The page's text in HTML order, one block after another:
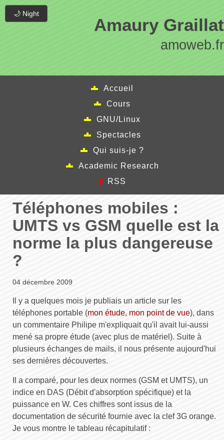
🌙 Night
Amaury Graillat
amoweb.fr
Accueil
Cours
GNU/Linux
Spectacles
Qui suis-je ?
Academic Research
RSS
Téléphones mobiles :
UMTS vs GSM quelle est la
norme la plus dangereuse
?
04 décembre 2009
Il y a quelques mois je publiais un article sur les
téléphones portable (mon étude, mon point de vue), dans
un commentaire Philipe m'expliquait qu'il avait lui-aussi
mené sa propre étude (avec plus de matériel). Suite à
plusieurs échanges de mails, il nous présente aujourd'hui
ses dernières découvertes.
Il a comparé, pour les deux normes (GSM et UMTS), un
indice en DAS (Débit d'absorption spécifique) et la
puissance en W. Ces chiffres sont issus de la
documentation de sécurité fournie avec la clef 3G orange.
Je vous montre le tableau récapitulatif :